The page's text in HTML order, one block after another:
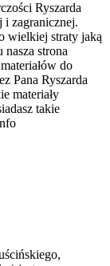
Ryszarda
i zagranicznej.
wielkiej straty jaką
nasza strona
do
Pana Ryszarda
materiały
takie